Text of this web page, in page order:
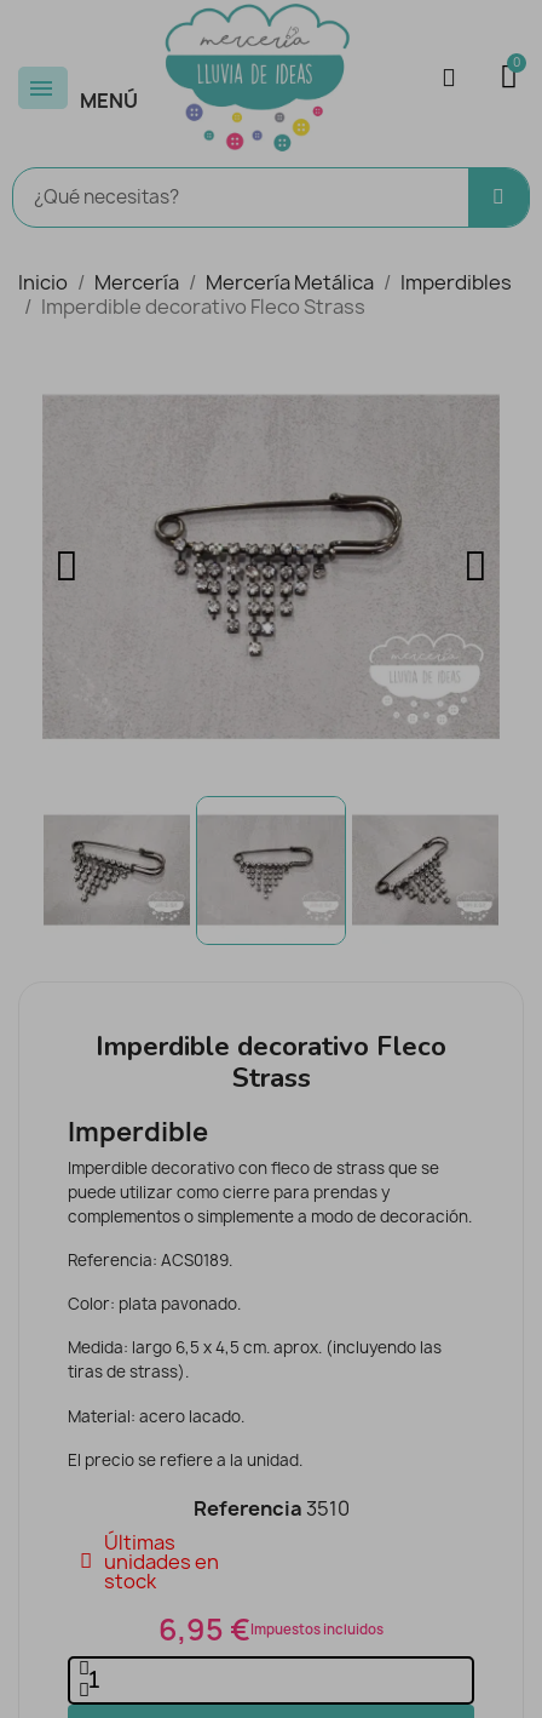
MENÚ
Inicio Mercería Mercería Metálica
Imperdibles
Imperdible decorativo Fleco Strass
Imperdible decorativo Fleco
Strass
Imperdible
Imperdible decorativo con fleco de strass que se
puede utilizar como cierre para prendas y
complementos o simplemente a modo de decoración.
Referencia: ACS0189.
Color: plata pavonado.
Medida: largo 6,5 x 4,5 cm. aprox. (incluyendo las
tiras de strass).
Material: acero lacado.
El precio se refiere a la unidad.
Referencia 3510
Últimas
unidades en
stock
6,95 €Impuestos incluidos